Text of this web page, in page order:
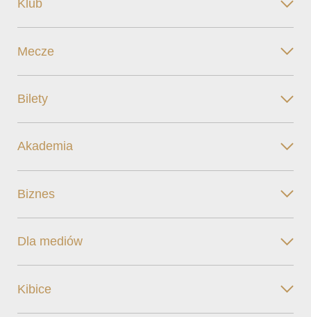
Klub
Mecze
Bilety
Akademia
Biznes
Dla mediów
Kibice